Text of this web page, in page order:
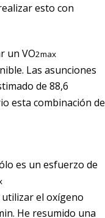
esto con
un VO2max
Las asunciones
de 88,6
esta combinación de
es un esfuerzo de
utilizar el oxígeno
He resumido una